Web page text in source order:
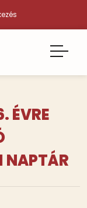
ÉVRE
NAPTÁR